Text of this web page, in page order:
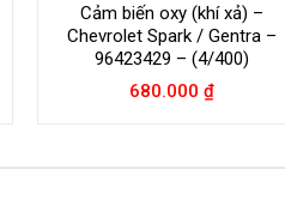
Cảm biến oxy (khí xả) –
Chevrolet Spark / Gentra –
96423429 – (4/400)
680.000 ₫